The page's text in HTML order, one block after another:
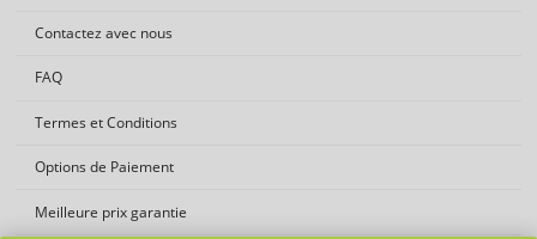
sociable
Contactez avec nous
FAQ
Termes et Conditions
Options de Paiement
Meilleure prix garantie